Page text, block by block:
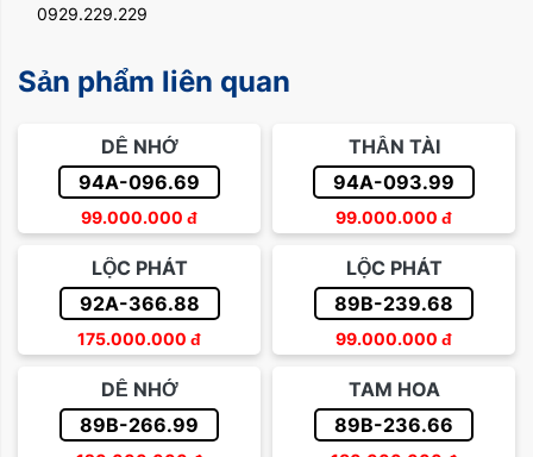
0929.229.229
Sản phẩm liên quan
DỄ NHỚ
94A-096.69
99.000.000 đ
THẦN TÀI
94A-093.99
99.000.000 đ
LỘC PHÁT
92A-366.88
175.000.000 đ
LỘC PHÁT
89B-239.68
99.000.000 đ
DỄ NHỚ
89B-266.99
TAM HOA
89B-236.66